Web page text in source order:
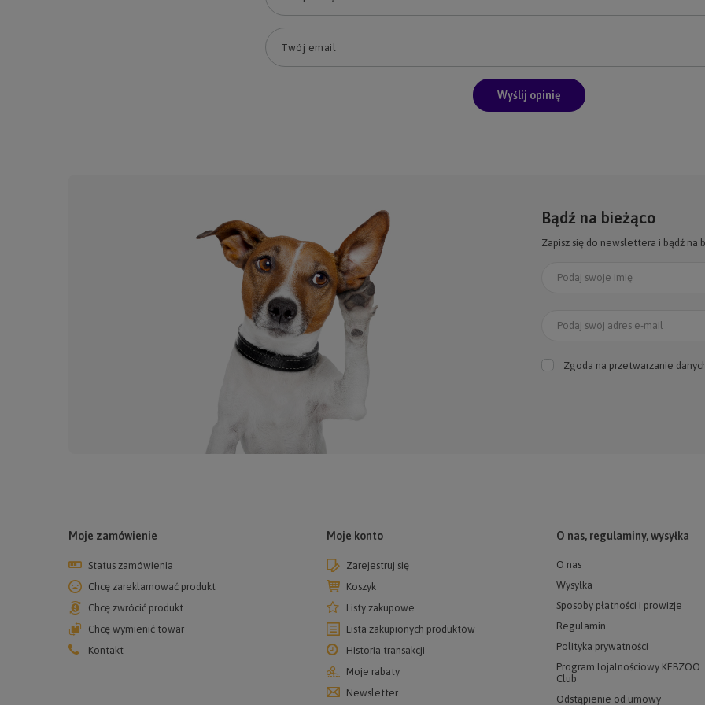
Twój email
Wyślij opinię
Bądź na bieżąco
Zapisz się do newslettera i bądź na
Podaj swoje imię
Podaj swój adres e-mail
Zgoda na przetwarzanie
Moje zamówienie
Status zamówienia
Chcę zareklamować produkt
Chcę zwrócić produkt
Chcę wymienić towar
Kontakt
Moje konto
Zarejestruj się
Koszyk
Listy zakupowe
Lista zakupionych produktów
Historia transakcji
Moje rabaty
Newsletter
O nas, regulaminy, wysyłka
O nas
Wysyłka
Sposoby płatności i prowizje
Regulamin
Polityka prywatności
Program lojalnościowy KEBZOO
Club
Odstąpienie od umowy